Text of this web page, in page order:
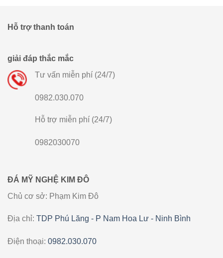
Hỗ trợ thanh toán
giải đáp thắc mắc
Tư vấn miễn phí (24/7)
0982.030.070
Hỗ trợ miễn phí (24/7)
0982030070
ĐÁ MỸ NGHỆ KIM ĐÔ
Chủ cơ sở: Phạm Kim Đô
Địa chỉ: TDP Phú Lăng - P Nam Hoa Lư - Ninh Bình
Điện thoại: 0982.030.070